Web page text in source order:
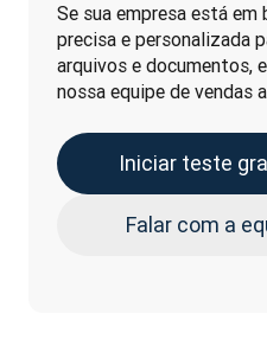
Se sua empresa está
precisa e personalizada
arquivos e documentos,
nossa equipe de vendas
Iniciar teste
Falar com a